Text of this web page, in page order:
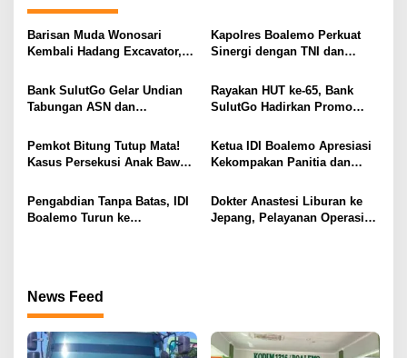
g
a
s
i
p
o
s
Barisan Muda Wonosari
Kembali Hadang Excavator,
Dipulangkan
Kapolres Boalemo Perkuat
Sinergi dengan TNI dan
Silaturahmi
Bank SulutGo Gelar Undian
Tabungan ASN dan
dan 51 Sepeda Motor
Rayakan HUT ke-65, Bank
SulutGo Hadirkan Promo
ASN, PPPK, dan Pensiunan
Pemkot Bitung Tutup Mata!
Kasus Persekusi Anak Bawah
Katung Tanpa Atensi
Ketua IDI Boalemo Apresiasi
Kekompakan Panitia dan
pada HBDI ke-118
Pengabdian Tanpa Batas, IDI
Boalemo Turun ke
Dokter Anastesi Liburan ke
Jepang, Pelayanan Operasi
News Feed